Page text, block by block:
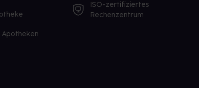
Apotheken
ISO-zertifiziertes
Rechenzentrum